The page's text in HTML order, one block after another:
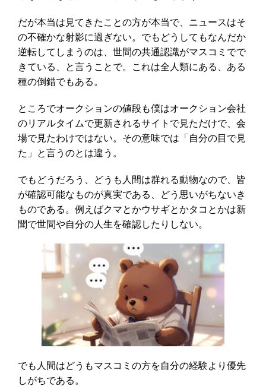
だが本当は見てきたことの方が本当で、ニュースはそ
の不確かな射影に過ぎない。でもどうしてもなんだか
逆転してしまうのは、世間の共通認識がマスコミでで
きている、と言うことで。これは全人類にある、ある
種の倒錯でもある。
ところでオークションの値段も僕はオークション会社
のリアルタイムで更新されるサイトで見ただけで、会
場で見たわけではない。その意味では「自分の目で見
た」と言うのとは違う。
でもどうだろう、どうも人間は群れる動物なので、皆
が確認可能なものが真実である、どう思いがちないき
ものである。例えばクマとかウサギとかタコとかは新
聞で世間や自分の人生を確認したりしない。
でも人間はどうもマスコミの方を自分の経験より優先
しがちである。